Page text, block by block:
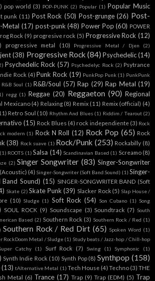
pop world (3) POP-PUNK (2) Popular (1) Popular Music
punk (11) Post Rock (50) Post-grunge (26) Post-
Metal (17) post-punk (48) Power Pop (60) POWER
Rock (9) progresive rock (5) Progressive Rock (12)
progressive metal (10) Progressive Metal / Djen (2)
(38) Progressive Rock (84) Psychedelic(14)
Psychedelic Rock (57) Psychedelyc Rock (2) Psytrance
Rock (4) Punk Rock (19) PunkPop Punk (1) PunkPunk
R&B Soul (1) R&B/Soul (57) Rap (29) Rap Metal (19)
regg (1) Reggae (20) Reggaeton (90) Regional
Mexicano (4) Relaxing (8) Remix (11) Remix (official) (4)
Retro Soul (10) Rhythm And Blues (1) Riddim / Tearout (2)
(15) Rock Blues (4) rock independiente (3) Rock
modern (1) Rock N Roll (12) Rock Pop (65) Rock
(38) Rock suave (1) Rock/Punk (253) Rockabilly (8)
(1) ROOTS (1) Salsa (14) Scandinavian Based (1) Screamo (8)
(2) Singer Songwriter (83) Singer-Songwriter
(4) Singer-Songwriter (Soft Band Sound) (1) Singer-
Sound) (15) SINGER-SONGWRITER BAND (Soft
Skate (2) Skate Punk (39) Slacker Rock (5) Slap House /
(10) Sludge (1) Soft Rock (54) Son Cubano (1) Song
SOUL ROCK (9) Soundscape (3) Soundtrack (7) South
Based (2) Southern Rock (3) Southern Rock / Red (1)
Southern Rock / Red Dirt (65) Spoken Word (1)
RockDoom Metal / Sludge (1) Study beats / Jazz-hop / Chill-hop
Catchy (1) Surf Rock (7) Swing (1) Symphonic (1)
Synth Indie Rock (10) Synth Pop (8) Synthpop (158)
(13) tAlternative Metal (1) Tech House (4) Techno (3) THE
Metal (6) Trance (17) Trap (9) Trap (EDM) (5) Trap